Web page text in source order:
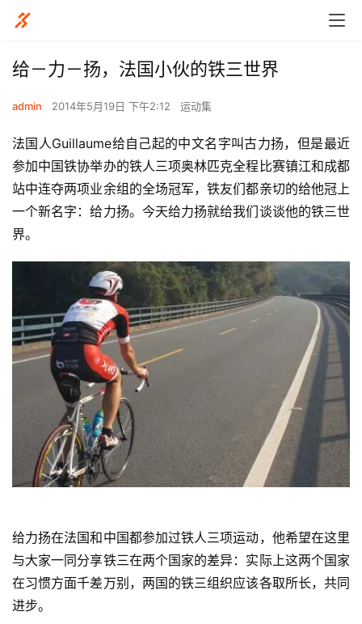
给－力－扬，法国小伙的铁三世界
admin 2014年5月19日 下午2:12 运动集
法国人Guillaume给自己起的中文名字叫古力扬，但是最近
参加中国铁协举办的铁人三项奥林匹克全程比赛镇江和成都
站中连夺两项业余组的全场冠军，铁友们都亲切的给他冠上
一个新名字：给力扬。今天给力扬就给我们谈谈他的铁三世
界。
给力扬在法国和中国都参加过铁人三项运动，他希望在这里
与大家一同分享铁三在两个国家的差异：实际上这两个国家
在习惯方面千差万别，两国的铁三组织应该各取所长，共同
进步。